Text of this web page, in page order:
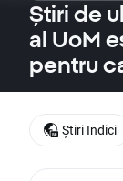
Știri de
al UoM
pentru
Știri Indici